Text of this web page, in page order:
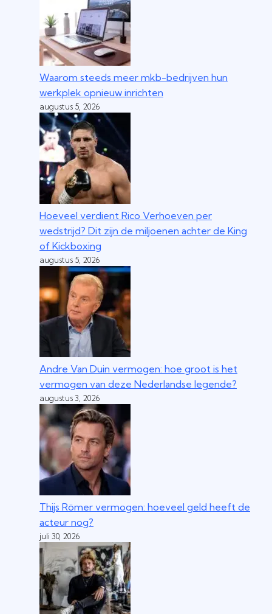
Waarom steeds meer mkb-bedrijven hun
werkplek opnieuw inrichten
augustus 5, 2026
Hoeveel verdient Rico Verhoeven per
wedstrijd? Dit zijn de miljoenen achter de King
of Kickboxing
augustus 5, 2026
Andre Van Duin vermogen: hoe groot is het
vermogen van deze Nederlandse legende?
augustus 3, 2026
Thijs Römer vermogen: hoeveel geld heeft de
acteur nog?
juli 30, 2026